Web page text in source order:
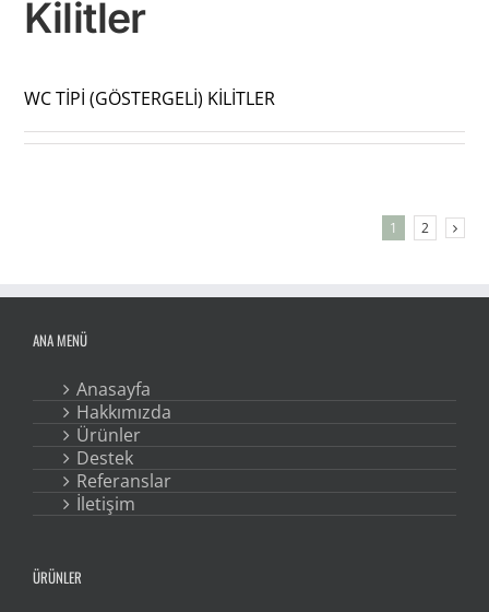
Kilitler
WC TİPİ (GÖSTERGELİ) KİLİTLER
1 2
ANA MENÜ
Anasayfa
Hakkımızda
Ürünler
Destek
Referanslar
İletişim
ÜRÜNLER